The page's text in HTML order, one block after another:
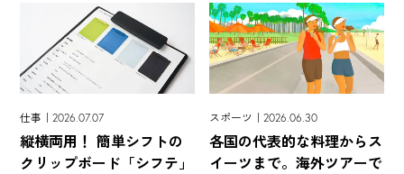
仕事｜2026.07.07
縦横両用！ 簡単シフトの
クリップボード「シフテ」
スポーツ｜2026.06.30
各国の代表的な料理からス
イーツまで。海外ツアーで